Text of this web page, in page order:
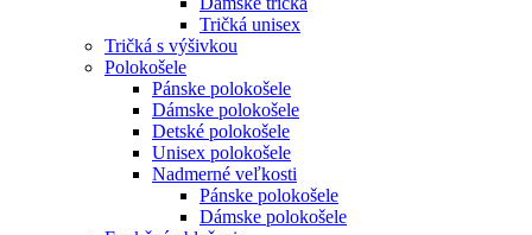
Tričká unisex
Tričká s výšivkou
Polokošele
Pánske polokošele
Dámske polokošele
Detské polokošele
Unisex polokošele
Nadmerné veľkosti
Pánske polokošele
Dámske polokošele